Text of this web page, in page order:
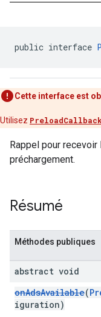
public interface
Cette interface est
Utilisez
Rappel pour
préchargement.
Résumé
Méthodes publiques
abstract void
onAdsAvailable(
iguration)